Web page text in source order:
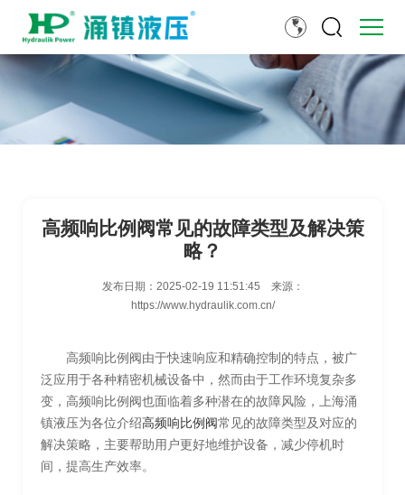
高频响比例阀常见的故障类型及解决策
略？
发布日期： 2025-02-19 11:51:45
来源：
https://www.hydraulik.com.cn/
高频响比例阀由于快速响应和精确控制的特点，被广
泛应用于各种精密机械设备中，然而由于工作环境复杂多
变，高频响比例阀也面临着多种潜在的故障风险，上海涌
镇液压为各位介绍高频响比例阀常见的故障类型及对应的
解决策略，主要帮助用户更好地维护设备，减少停机时
间，提高生产效率。